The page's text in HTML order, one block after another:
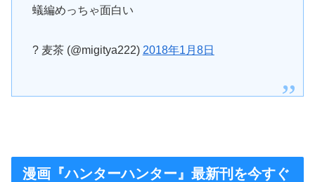
蟻編めっちゃ面白い
? 麦茶 (@migitya222) 2018年1月8日
漫画『ハンターハンター』最新刊を今すぐ